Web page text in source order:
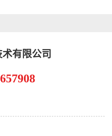
有限公司